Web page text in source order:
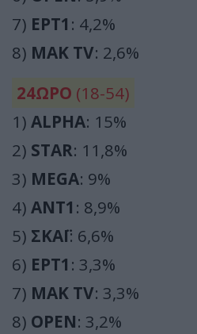
7) ΕΡΤ1 : 4,2%
8) ΜΑΚ TV: 2,6%
24ΩΡΟ (18-54)
1) ALPHA: 15%
2) STAR: 11,8%
3) MEGA: 9%
4) ΑΝΤ1 : 8,9%
5) ΣΚΑΪ: 6,6%
6) ΕΡΤ1 : 3,3%
7) ΜΑΚ TV: 3,3%
8) OPEN: 3,2%